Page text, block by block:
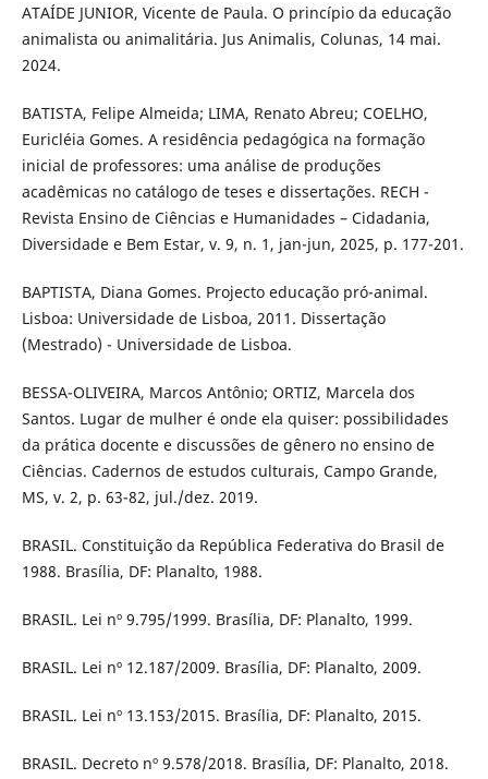
ATAÍDE JUNIOR, Vicente de Paula. O princípio da educação
animalista ou animalitária. Jus Animalis, Colunas, 14 mai.
2024.
BATISTA, Felipe Almeida; LIMA, Renato Abreu; COELHO,
Euricléia Gomes. A residência pedagógica na formação
inicial de professores: uma análise de produções
acadêmicas no catálogo de teses e dissertações. RECH -
Revista Ensino de Ciências e Humanidades – Cidadania,
Diversidade e Bem Estar, v. 9, n. 1, jan-jun, 2025, p. 177-201.
BAPTISTA, Diana Gomes. Projecto educação pró-animal.
Lisboa: Universidade de Lisboa, 2011. Dissertação
(Mestrado) - Universidade de Lisboa.
BESSA-OLIVEIRA, Marcos Antônio; ORTIZ, Marcela dos
Santos. Lugar de mulher é onde ela quiser: possibilidades
da prática docente e discussões de gênero no ensino de
Ciências. Cadernos de estudos culturais, Campo Grande,
MS, v. 2, p. 63-82, jul./dez. 2019.
BRASIL. Constituição da República Federativa do Brasil de
1988. Brasília, DF: Planalto, 1988.
BRASIL. Lei nº 9.795/1999. Brasília, DF: Planalto, 1999.
BRASIL. Lei nº 12.187/2009. Brasília, DF: Planalto, 2009.
BRASIL. Lei nº 13.153/2015. Brasília, DF: Planalto, 2015.
BRASIL. Decreto nº 9.578/2018. Brasília, DF: Planalto, 2018.